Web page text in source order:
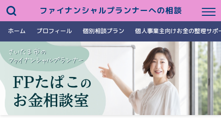
ファイナンシャルプランナーへの相談
ホーム プロフィール 個別相談プラン 個人事業主向けお金の整理サポ